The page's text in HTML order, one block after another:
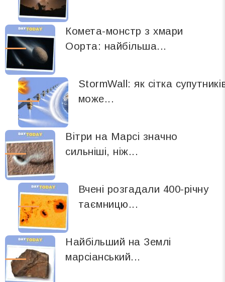
Комета-монстр з хмари
Оорта: найбільша...
StormWall: як сітка
може...
Вітри на Марсі значно
сильніші, ніж...
Вчені розгадали 400-річну
таємницю...
Найбільший на Землі
марсіанський...